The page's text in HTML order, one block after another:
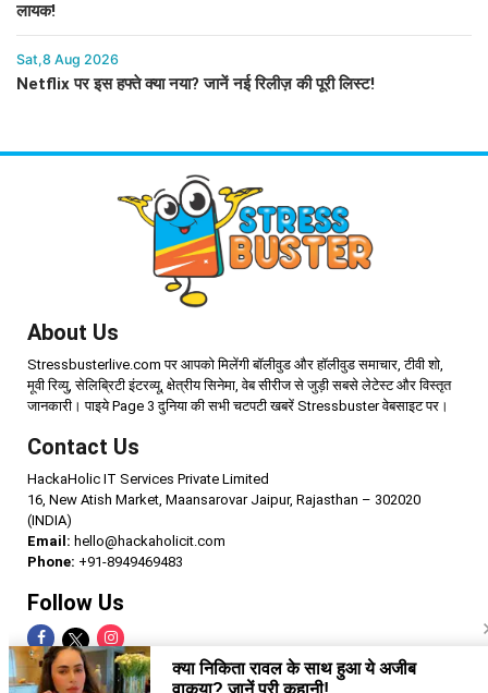
लायक!
Sat,8 Aug 2026
Netflix पर इस हफ्ते क्या नया? जानें नई रिलीज़ की पूरी लिस्ट!
About Us
Stressbusterlive.com पर आपको मिलेंगी बॉलीवुड और हॉलीवुड समाचार, टीवी शो,
मूवी रिव्यु, सेलिब्रिटी इंटरव्यू, क्षेत्रीय सिनेमा, वेब सीरीज से जुड़ी सबसे लेटेस्ट और विस्तृत
जानकारी। पाइये Page 3 दुनिया की सभी चटपटी खबरें Stressbuster वेबसाइट पर।
Contact Us
HackaHolic IT Services Private Limited
16, New Atish Market, Maansarovar Jaipur, Rajasthan – 302020
(INDIA)
Email: hello@hackaholicit.com
Phone: +91-8949469483
Follow Us